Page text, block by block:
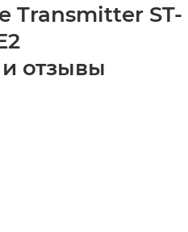
Transmitter ST-
отзывы